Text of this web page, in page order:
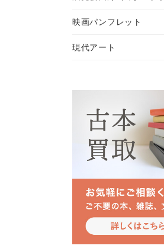
映画パンフレット
現代アート